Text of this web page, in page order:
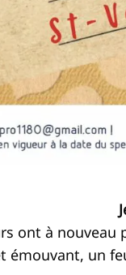
ont à nouveau
émouvant, un